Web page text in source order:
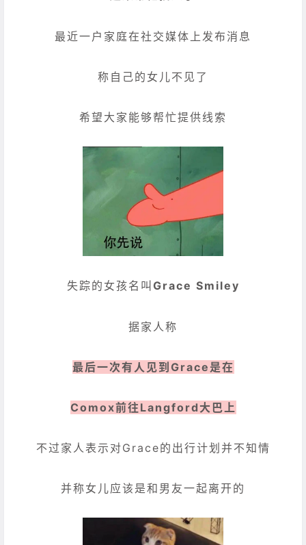
最近一户家庭在社交媒体上发布消息
称自己的女儿不见了
希望大家能够帮忙提供线索
失踪的女孩名叫 Grace Smiley
据家人称
最后一次有人见到Grace是在
Comox前往Langford大巴上
不过家人表示对Grace的出行计划并不知情
并称女儿应该是和男友一起离开的